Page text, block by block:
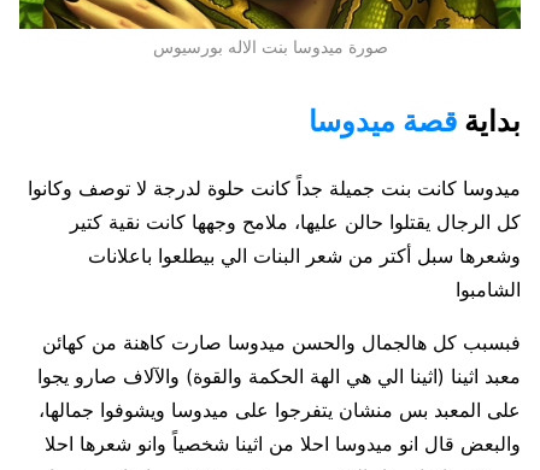
صورة ميدوسا بنت الاله بورسيوس
بداية قصة ميدوسا
ميدوسا كانت بنت جميلة جداً كانت حلوة لدرجة لا توصف وكانوا
كل الرجال يقتلوا حالن عليها، ملامح وجهها كانت نقية كتير
وشعرها سبل أكتر من شعر البنات الي بيطلعوا باعلانات
الشامبوا
فبسبب كل هالجمال والحسن ميدوسا صارت كاهنة من كهائن
معبد اثينا (اثينا الي هي الهة الحكمة والقوة) والآلاف صارو يجوا
على المعبد بس منشان يتفرجوا على ميدوسا ويشوفوا جمالها،
والبعض قال انو ميدوسا احلا من اثينا شخصياً وانو شعرها احلا